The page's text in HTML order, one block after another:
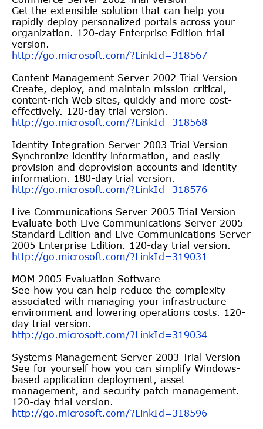
Get the extensible solution that can help you
rapidly deploy personalized portals across your
organization. 120-day Enterprise Edition trial
version.
http://go.microsoft.com/?LinkId=318567
Content Management Server 2002 Trial Version
Create, deploy, and maintain mission-critical,
content-rich Web sites, quickly and more cost-
effectively. 120-day trial version.
http://go.microsoft.com/?LinkId=318568
Identity Integration Server 2003 Trial Version
Synchronize identity information, and easily
provision and deprovision accounts and identity
information. 180-day trial version.
http://go.microsoft.com/?LinkId=318576
Live Communications Server 2005 Trial Version
Evaluate both Live Communications Server 2005
Standard Edition and Live Communications Server
2005 Enterprise Edition. 120-day trial version.
http://go.microsoft.com/?LinkId=319031
MOM 2005 Evaluation Software
See how you can help reduce the complexity
associated with managing your infrastructure
environment and lowering operations costs. 120-
day trial version.
http://go.microsoft.com/?LinkId=319034
Systems Management Server 2003 Trial Version
See for yourself how you can simplify Windows-
based application deployment, asset
management, and security patch management.
120-day trial version.
http://go.microsoft.com/?LinkId=318596